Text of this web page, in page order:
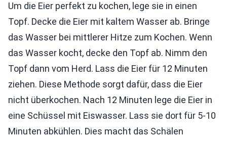
Um die Eier perfekt zu kochen, lege sie in einen
Topf. Decke die Eier mit kaltem Wasser ab. Bringe
das Wasser bei mittlerer Hitze zum Kochen. Wenn
das Wasser kocht, decke den Topf ab. Nimm den
Topf dann vom Herd. Lass die Eier für 12 Minuten
ziehen. Diese Methode sorgt dafür, dass die Eier
nicht überkochen. Nach 12 Minuten lege die Eier in
eine Schüssel mit Eiswasser. Lass sie dort für 5-10
Minuten abkühlen. Dies macht das Schälen